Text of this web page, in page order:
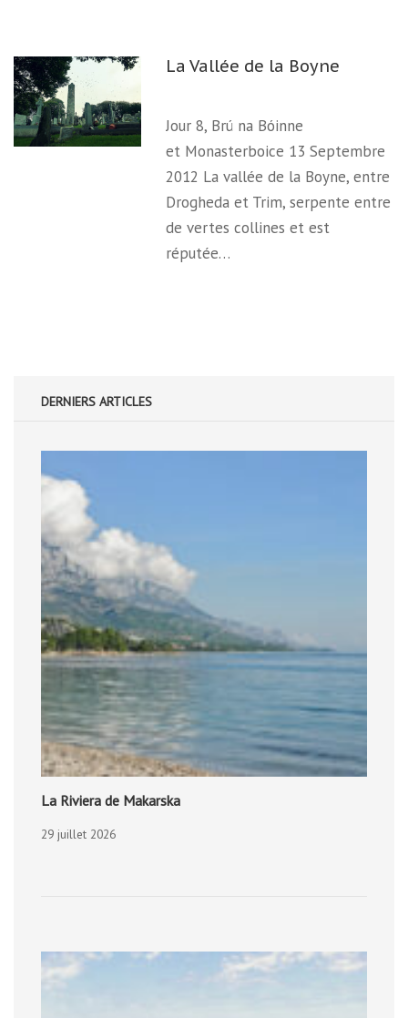
La Vallée de la Boyne
Jour 8, Brú na Bóinne
et Monasterboice 13 Septembre
2012 La vallée de la Boyne, entre
Drogheda et Trim, serpente entre
de vertes collines et est
réputée…
DERNIERS ARTICLES
La Riviera de Makarska
29 juillet 2026